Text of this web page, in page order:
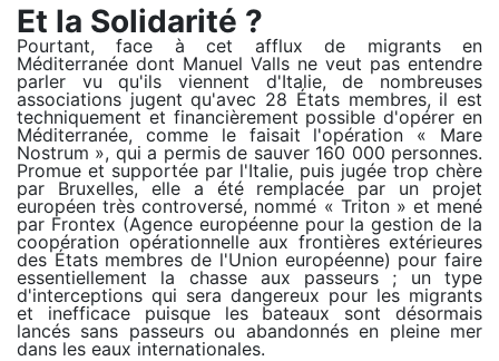
Et la Solidarité ?
Pourtant, face à cet afflux de migrants en
Méditerranée dont Manuel Valls ne veut pas entendre
parler vu qu'ils viennent d'Italie, de nombreuses
associations jugent qu'avec 28 États membres, il est
techniquement et financièrement possible d'opérer en
Méditerranée, comme le faisait l'opération « Mare
Nostrum », qui a permis de sauver 160 000 personnes.
Promue et supportée par l'Italie, puis jugée trop chère
par Bruxelles, elle a été remplacée par un projet
européen très controversé, nommé « Triton » et mené
par Frontex (Agence européenne pour la gestion de la
coopération opérationnelle aux frontières extérieures
des États membres de l'Union européenne) pour faire
essentiellement la chasse aux passeurs ; un type
d'interceptions qui sera dangereux pour les migrants
et inefficace puisque les bateaux sont désormais
lancés sans passeurs ou abandonnés en pleine mer
dans les eaux internationales.